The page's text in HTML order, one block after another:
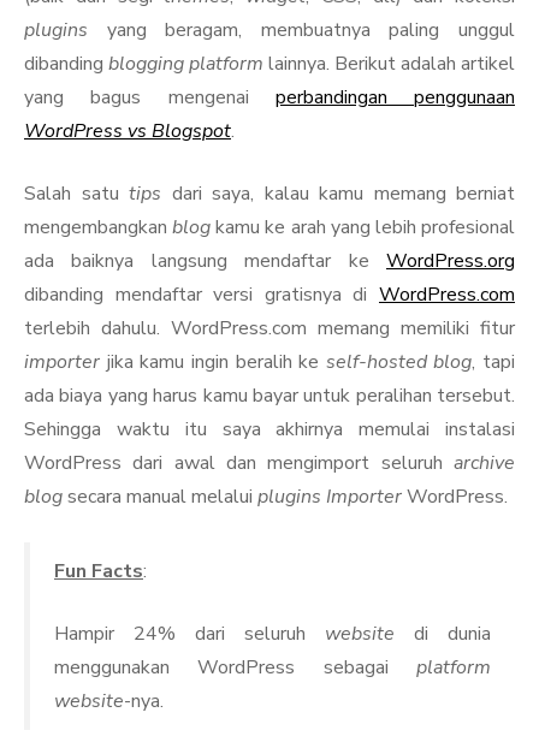
plugins yang beragam, membuatnya paling unggul
dibanding blogging platform lainnya. Berikut adalah artikel
yang bagus mengenai perbandingan penggunaan
WordPress vs Blogspot.
Salah satu tips dari saya, kalau kamu memang berniat
mengembangkanblogkamu ke arah yang lebih profesional
ada baiknya langsung mendaftar ke WordPress.org
dibanding mendaftar versi gratisnya di WordPress.com
terlebih dahulu. WordPress.com memang memiliki fitur
importer jika kamu ingin beralih ke self-hosted blog, tapi
ada biaya yang harus kamu bayar untuk peralihan tersebut.
Sehingga waktu itu saya akhirnya memulai instalasi
WordPress dari awal dan mengimport seluruh archive
blogsecara manual melalui plugins ImporterWordPress.
Fun Facts:
Hampir 24% dari seluruh website di dunia
menggunakan WordPress sebagai platform
website-nya.